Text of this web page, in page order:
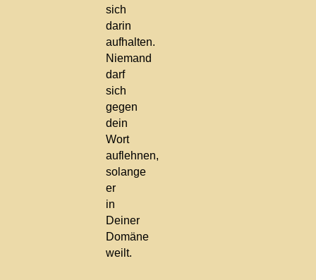
sich
darin
aufhalten.
Niemand
darf
sich
gegen
dein
Wort
auflehnen,
solange
er
in
Deiner
Domäne
weilt.